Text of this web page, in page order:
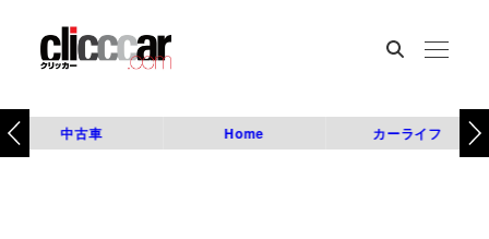
中古車 Home カーライフ